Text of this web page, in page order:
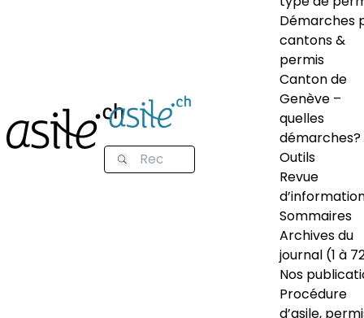
Démarches
cantons &
permis
Canton de
Genève –
quelles
démarches?
Outils
Revue
Sommaires
Archives du
journal (1 à
Nos
Procédure
d’asile,